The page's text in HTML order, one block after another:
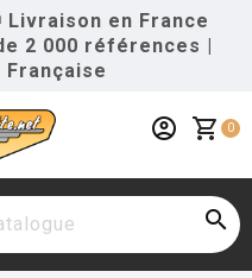
Livraison en France
2 000 références |
shopping_cart 0
account_circle
